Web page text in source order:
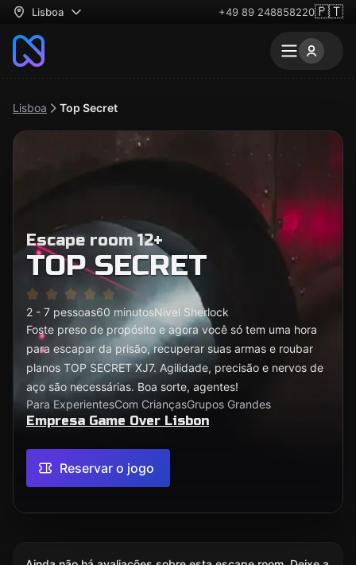
Lisboa +49 89 248858220🇵🇹
Lisboa Top Secret
Escape room 12+
TOP SECRET
2 - 7 pessoas60 minutosNível Sherlock
Foste preso de propósito e agora você só tem uma hora
para escapar da prisão, recuperar suas armas e roubar
planos TOP SECRET XJ7. Agilidade, precisão e nervos de
aço são necessárias. Boa sorte, agentes!
Para ExperientesCom CriançasGrupos Grandes
Empresa Game Over Lisbon
Reservar o jogo